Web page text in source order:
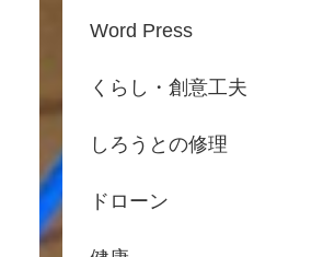
Word Press
くらし・創意工夫
しろうとの修理
ドローン